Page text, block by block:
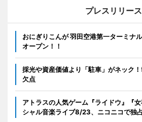
プレスリリース
おにぎりこんが 羽田空港第一ターミナ
オープン！！
採光や資産価値より「駐車」がネック
欠点
アトラスの人気ゲーム『ライドウ』『
シャル音楽ライブ8/23、ニコニコで独